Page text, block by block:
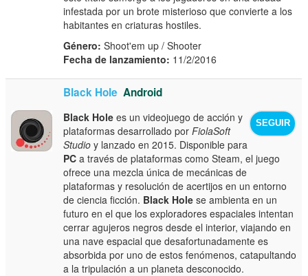
infestada por un brote misterioso que convierte a los
habitantes en criaturas hostiles.
Género: Shoot'em up / Shooter
Fecha de lanzamiento: 11/2/2016
Black Hole Android
SEGUIR
Black Hole es un videojuego de acción y
plataformas desarrollado porFiolaSoft
Studio y lanzado en 2015. Disponible para
PC a través de plataformas como Steam, el juego
ofrece una mezcla única de mecánicas de
plataformas y resolución de acertijos en un entorno
de ciencia ficción. Black Hole se ambienta en un
futuro en el que los exploradores espaciales intentan
cerrar agujeros negros desde el interior, viajando en
una nave espacial que desafortunadamente es
absorbida por uno de estos fenómenos, catapultando
a la tripulación a un planeta desconocido.